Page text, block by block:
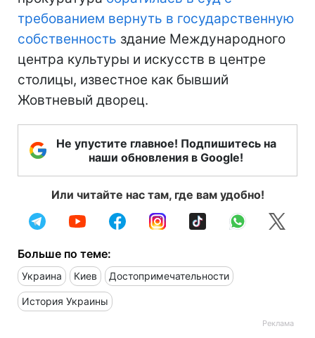
требованием вернуть в государственную
собственность здание Международного
центра культуры и искусств в центре
столицы, известное как бывший
Жовтневый дворец.
Не упустите главное! Подпишитесь на
наши обновления в Google!
Или читайте нас там, где вам удобно!
Больше по теме:
Украина Киев Достопримечательности
История Украины